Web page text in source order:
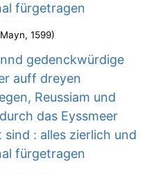
fürgetragen
, 1599)
gedenckwürdige
auff dreyen
Reussiam und
das Eyssmeer
: alles zierlich und
fürgetragen